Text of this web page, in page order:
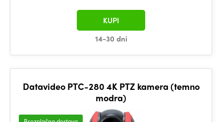
14-30 dni
KUPI
Datavideo PTC-280 4K PTZ kamera (temno
modra)